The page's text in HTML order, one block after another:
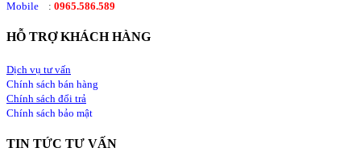
Mobile : 0965.586.589
HỖ TRỢ KHÁCH HÀNG
Dịch vụ tư vấn
Chính sách bán hàng
Chính sách đổi trả
Chính sách bảo mật
TIN TỨC TƯ VẤN